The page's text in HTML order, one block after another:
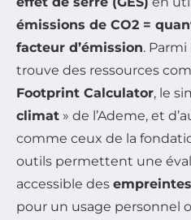
émissions de CO2 =
facteur d’émission.
trouve des ressources
Footprint Calculator, le
climat » de l’Ademe, et
comme ceux de la
outils permettent une
accessible des
pour un usage personnel